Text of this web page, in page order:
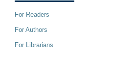
For Readers
For Authors
For Librarians